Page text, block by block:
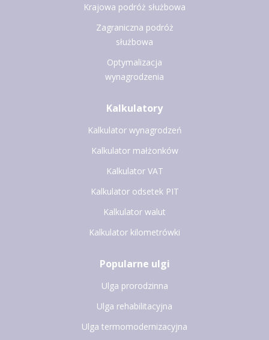
Krajowa podróż służbowa
Zagraniczna podróż
służbowa
Optymalizacja
wynagrodzenia
Kalkulatory
Kalkulator wynagrodzeń
Kalkulator małżonków
Kalkulator VAT
Kalkulator odsetek PIT
Kalkulator walut
Kalkulator kilometrówki
Popularne ulgi
Ulga prorodzinna
Ulga rehabilitacyjna
Ulga termomodernizacyjna